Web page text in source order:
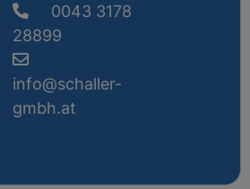
0043 3178
28899
info@schaller-
gmbh.at